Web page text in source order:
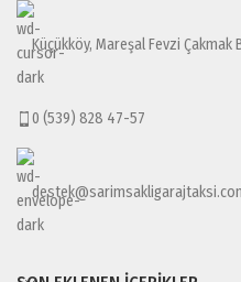
Küçükköy, Mareşal Fevzi Çakmak
0 (539) 828 47-57